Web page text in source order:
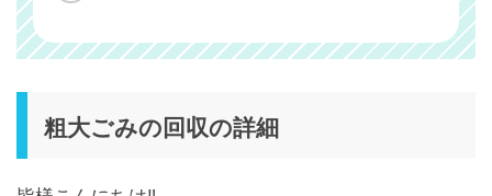
粗大ごみの回収の詳細